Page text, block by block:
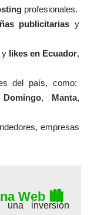
V
a
l
d
n
0
d
profesionales.
publicitarias y
y likes en Ecuador,
del país, como:
, Manta,
empresas
Web 🏙️
inversión